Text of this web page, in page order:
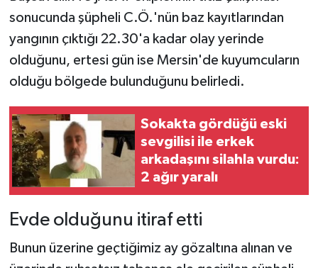
sonucunda şüpheli C.Ö.'nün baz kayıtlarından
yangının çıktığı 22.30'a kadar olay yerinde
olduğunu, ertesi gün ise Mersin'de kuyumcuların
olduğu bölgede bulunduğunu belirledi.
Sokakta gördüğü eski
sevgilisi ile erkek
arkadaşını silahla vurdu:
2 ağır yaralı
Evde olduğunu itiraf etti
Bunun üzerine geçtiğimiz ay gözaltına alınan ve